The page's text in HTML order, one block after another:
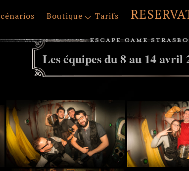
Boutique Tarifs
Les équipes du 8 au 14 avril